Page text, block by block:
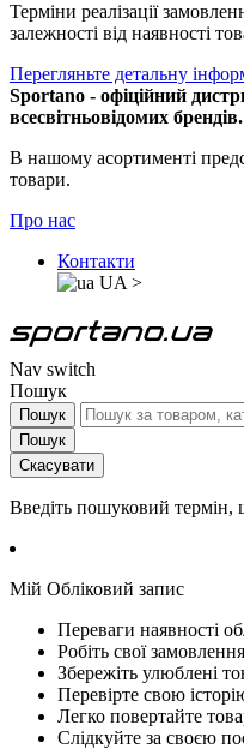
Терміни реалізації
залежності від наявності
Перегляньте детальну
Sportano - офіційний
всесвітньовідомих брендів.
В нашому асортименті
товари.
Про нас
Контакти
UA >
Nav switch
Пошук
Пошук
Пошук
Скасувати
Введіть пошуковий термін,
Мій Обліковий запис
Переваги наявності
Робіть свої
Збережіть улюблені
Перевірте свою
Легко повертайте
Слідкуйте за своєю